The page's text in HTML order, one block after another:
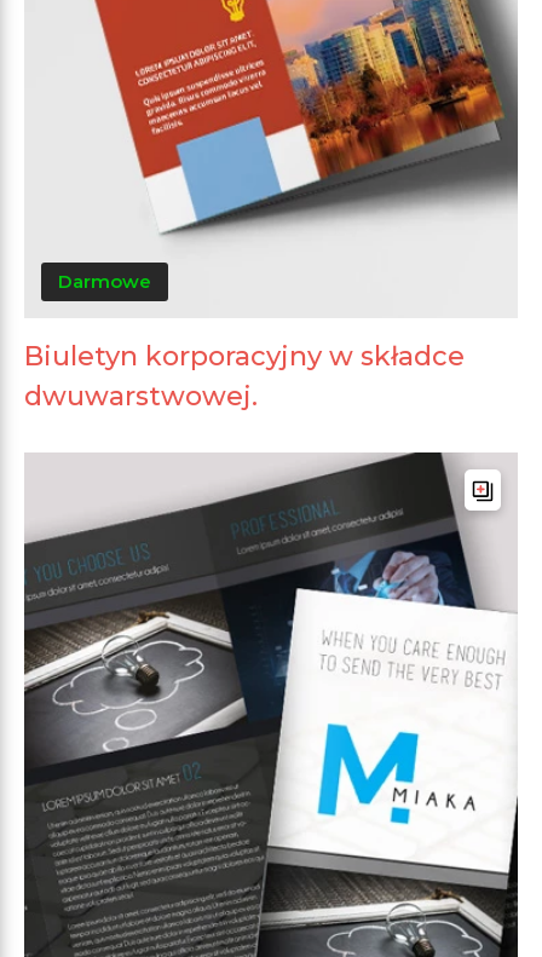
Darmowe
Biuletyn korporacyjny w składce
dwuwarstwowej.